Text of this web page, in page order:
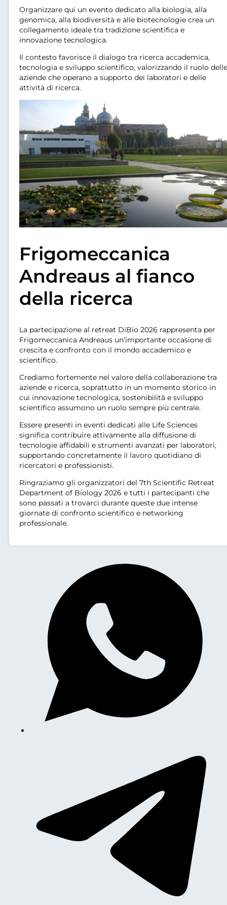
Organizzare qui un evento dedicato alla biologia, alla
genomica, alla biodiversità e alle biotecnologie crea un
collegamento ideale tra tradizione scientifica e
innovazione tecnologica.
Il contesto favorisce il dialogo tra ricerca accademica,
tecnologia e sviluppo scientifico, valorizzando il ruolo delle
aziende che operano a supporto dei laboratori e delle
attività di ricerca.
Frigomeccanica
Andreaus al fianco
della ricerca
La partecipazione al retreat DiBio 2026 rappresenta per
Frigomeccanica Andreaus un’importante occasione di
crescita e confronto con il mondo accademico e
scientifico.
Crediamo fortemente nel valore della collaborazione tra
aziende e ricerca, soprattutto in un momento storico in
cui innovazione tecnologica, sostenibilità e sviluppo
scientifico assumono un ruolo sempre più centrale.
Essere presenti in eventi dedicati alle Life Sciences
significa contribuire attivamente alla diffusione di
tecnologie affidabili e strumenti avanzati per laboratori,
supportando concretamente il lavoro quotidiano di
ricercatori e professionisti.
Ringraziamo gli organizzatori del 7th Scientific Retreat
Department of Biology 2026 e tutti i partecipanti che
sono passati a trovarci durante queste due intense
giornate di confronto scientifico e networking
professionale.